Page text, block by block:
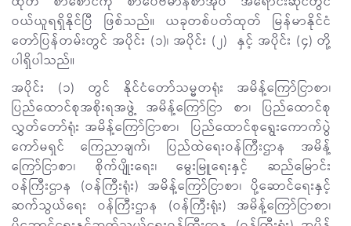
ဝယ်ယူရရှိနိုင်ပြီ ဖြစ်သည်။ ယခုတစ်ပတ်ထုတ် မြန်မာနိုင်ငံ
တော်ပြန်တမ်းတွင် အပိုင်း (၁)၊ အပိုင်း (၂) နှင့် အပိုင်း (၄) တို့
ပါရှိပါသည်။
အပိုင်း (၁) တွင် နိုင်ငံတော်သမ္မတရုံး အမိန့်ကြော်ငြာစာ၊
ပြည်ထောင်စုအစိုးရအဖွဲ့ အမိန့်ကြော်ငြာ စာ၊ ပြည်ထောင်စု
လွှတ်တော်ရုံး အမိန့်ကြော်ငြာစာ၊ ပြည်ထောင်စုရွေးကောက်ပွဲ
ကော်မရှင် ကြေညာချက်၊ ပြည်ထဲရေးဝန်ကြီးဌာန အမိန့်
ကြော်ငြာစာ၊ စိုက်ပျိုးရေး၊ မွေးမြူရေးနှင့် ဆည်မြောင်း
ဝန်ကြီးဌာန (ဝန်ကြီးရုံး) အမိန့်ကြော်ငြာစာ၊ ပို့ဆောင်ရေးနှင့်
ဆက်သွယ်ရေး ဝန်ကြီးဌာန (ဝန်ကြီးရုံး) အမိန့်ကြော်ငြာစာ၊